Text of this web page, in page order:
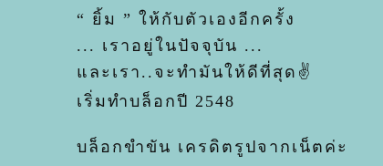
“ ยิ้ม ” ให้กับตัวเองอีกครั้ง
... เราอยู่ในปัจจุบัน ...
ละเรา..จะทำมันให้ดีที่สุด✌
เริ่มทำบล็อกปี 2548
บล็อกขำขัน เครดิตรูปจากเน็ตค่ะ